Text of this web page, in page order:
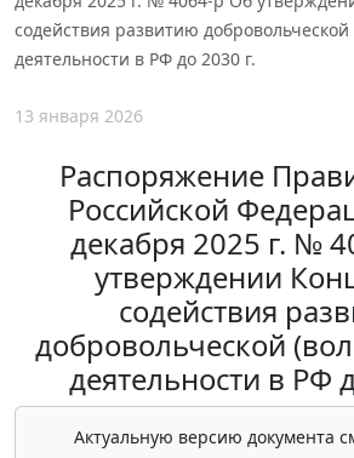
содействия развитию добровольческой
деятельности в РФ до 2030 г.
13 января 2026
Распоряжение
Российской
декабря 2025 г. №
утверждении
содействия
добровольческой
деятельности в РФ
Актуальную версию документа